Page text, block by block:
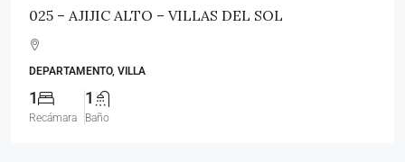
025 – AJIJIC ALTO – VILLAS DEL SOL
DEPARTAMENTO, VILLA
1
Recámara
1
Baño